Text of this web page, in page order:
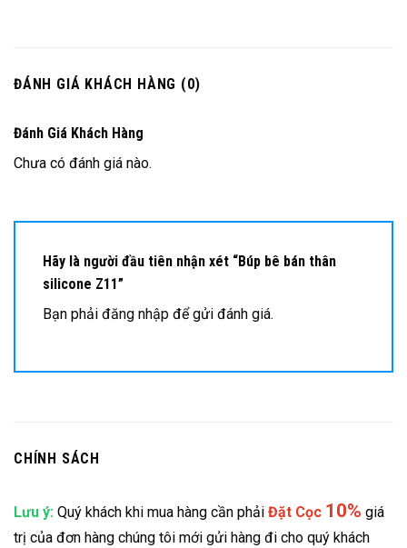
ĐÁNH GIÁ KHÁCH HÀNG (0)
Đánh Giá Khách Hàng
Chưa có đánh giá nào.
Hãy là người đầu tiên nhận xét “Búp bê bán thân
silicone Z11”
Bạn phải đăng nhập để gửi đánh giá.
CHÍNH SÁCH
Lưu ý: Quý khách khi mua hàng cần phải Đặt Cọc 10% giá
trị của đơn hàng chúng tôi mới gửi hàng đi cho quý khách